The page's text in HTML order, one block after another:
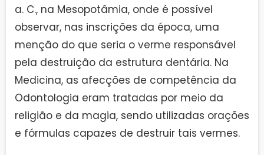
a. C., na Mesopotâmia, onde é possível
observar, nas inscrições da época, uma
menção do que seria o verme responsável
pela destruição da estrutura dentária. Na
Medicina, as afecções de competência da
Odontologia eram tratadas por meio da
religião e da magia, sendo utilizadas orações
e fórmulas capazes de destruir tais vermes.